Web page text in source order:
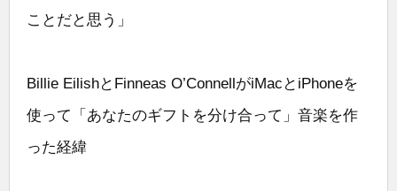
ことだと思う」
Billie EilishとFinneas O’ConnellがiMacとiPhoneを
使って「あなたのギフトを分け合って」音楽を作
った経緯